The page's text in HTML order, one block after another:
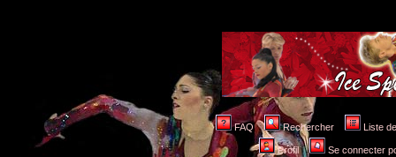
FAQ Rechercher Liste
Profil Se connecter